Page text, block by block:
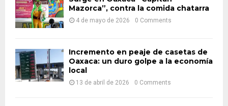
Mazorca”, contra la comida chatarra
4 de mayo de 2026 0 Comments
Incremento en peaje de casetas de
Oaxaca: un duro golpe a la economía
local
13 de abril de 2026 0 Comments